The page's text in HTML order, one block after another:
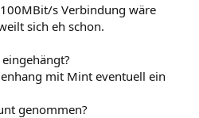
s Verbindung wäre
sich eh schon.
mit Mint eventuell ein
genommen?